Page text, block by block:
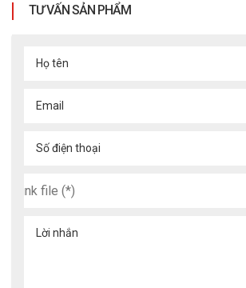
việc trong điều kiện rung lắc.
TƯ VẤN SẢN PHẨM
Họ tên
Email
Số điện thoại
Lời nhắn